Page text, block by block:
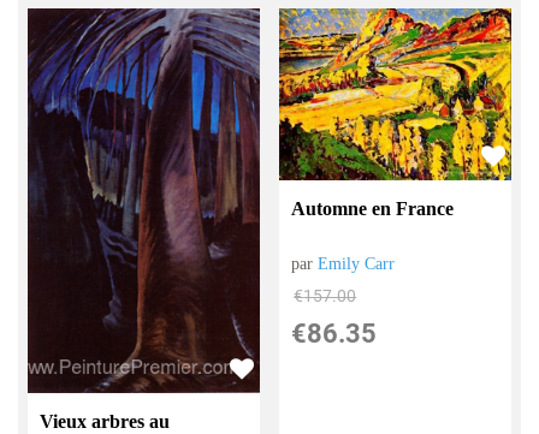
Vieux arbres au
Automne en France
parEmily Carr
€157.00
€86.35